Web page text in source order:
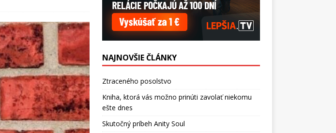
NAJNOVŠIE ČLÁNKY
Ztraceného posolstvo
Kniha, ktorá vás možno prinúti zavolať niekomu
ešte dnes
Skutočný príbeh Anity Soul